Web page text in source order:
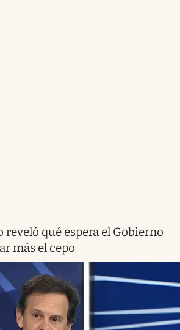
reveló qué espera el Gobierno
más el cepo